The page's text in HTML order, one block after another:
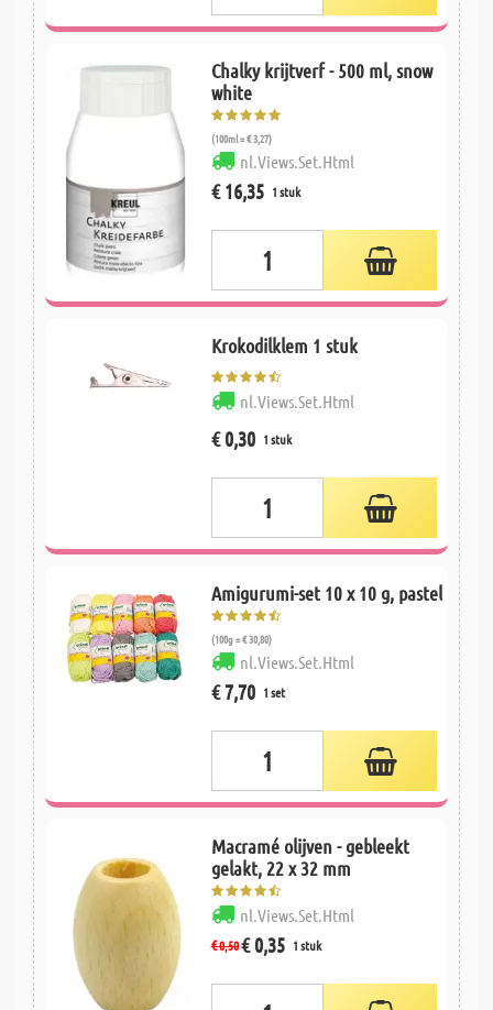
Chalky krijtverf - 500 ml, snow
white
(100ml = € 3,27)
nl.Views.Set.Html
€ 16,35 1 stuk
Krokodilklem 1 stuk
nl.Views.Set.Html
€ 0,30 1 stuk
Amigurumi-set 10 x 10 g, pastel
(100g = € 30,80)
nl.Views.Set.Html
€ 7,70 1 set
Macramé olijven - gebleekt
gelakt, 22 x 32 mm
nl.Views.Set.Html
€ 0,50€ 0,35 1 stuk